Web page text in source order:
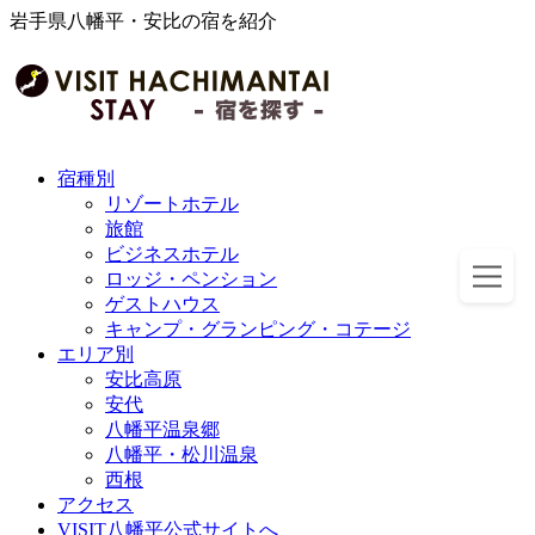
岩手県八幡平・安比の宿を紹介
宿種別
リゾートホテル
旅館
ビジネスホテル
ロッジ・ペンション
ゲストハウス
キャンプ・グランピング・コテージ
エリア別
安比高原
安代
八幡平温泉郷
八幡平・松川温泉
西根
アクセス
VISIT八幡平公式サイトへ